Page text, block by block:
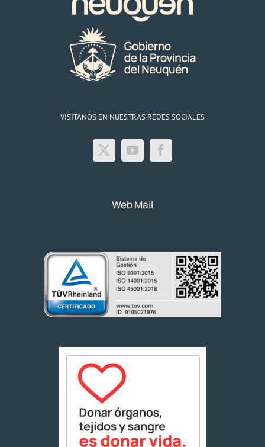
VISITANOS EN NUESTRAS REDES SOCIALES
Web Mail